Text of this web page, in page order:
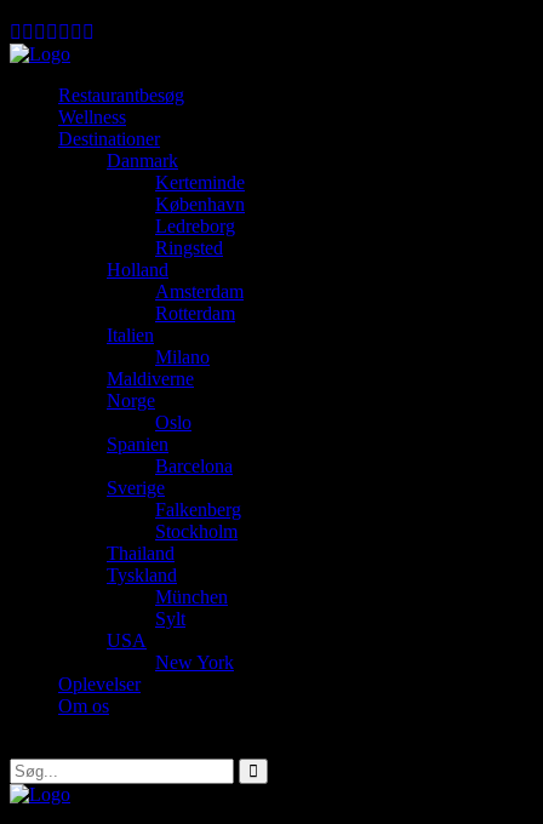
Restaurantbesøg
Wellness
Destinationer
Danmark
Kerteminde
København
Ledreborg
Ringsted
Holland
Amsterdam
Rotterdam
Italien
Milano
Maldiverne
Norge
Oslo
Spanien
Barcelona
Sverige
Falkenberg
Stockholm
Thailand
Tyskland
München
Sylt
USA
New York
Oplevelser
Om os